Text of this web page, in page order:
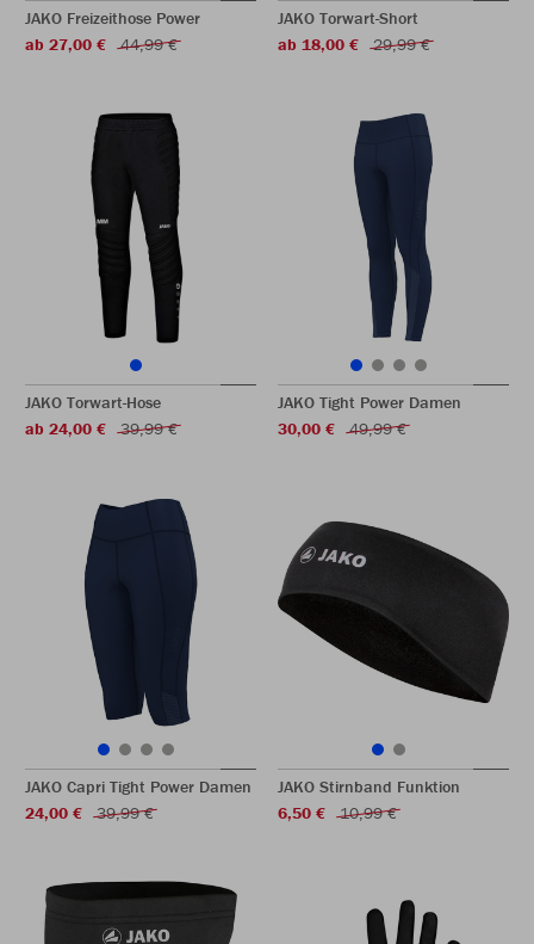
JAKO Freizeithose Power
ab 27,00 €
44,99 €
JAKO Torwart-Short
ab 18,00 €
29,99 €
JAKO Torwart-Hose
ab 24,00 €
39,99 €
JAKO Tight Power Damen
30,00 €
49,99 €
JAKO Capri Tight Power Damen
24,00 €
39,99 €
JAKO Stirnband Funktion
6,50 €
10,99 €